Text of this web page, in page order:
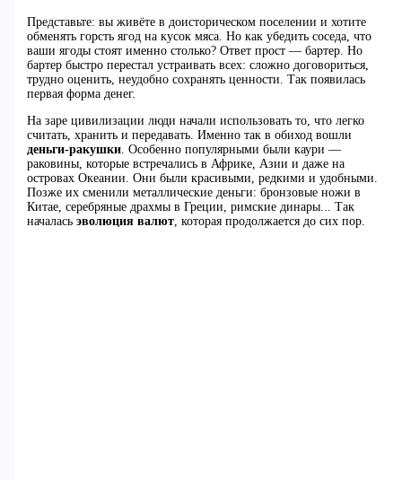
Представьте: вы живёте в доисторическом поселении и хотите
обменять горсть ягод на кусок мяса. Но как убедить соседа, что
ваши ягоды стоят именно столько? Ответ прост — бартер. Но
бартер быстро перестал устраивать всех: сложно договориться,
трудно оценить, неудобно сохранять ценности. Так появилась
первая форма денег.
На заре цивилизации люди начали использовать то, что легко
считать, хранить и передавать. Именно так в обиход вошли
деньги-ракушки. Особенно популярными были каури —
раковины, которые встречались в Африке, Азии и даже на
островах Океании. Они были красивыми, редкими и удобными.
Позже их сменили металлические деньги: бронзовые ножи в
Китае, серебряные драхмы в Греции, римские динары... Так
началась эволюция валют, которая продолжается до сих пор.